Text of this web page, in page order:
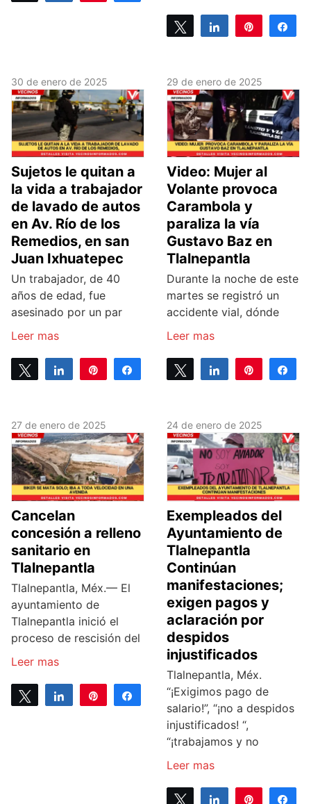
Tweet Share Pin
30 de enero de 2025
Sujetos le quitan a
la vida a trabajador
de lavado de autos
en Av. Río de los
Remedios, en san
Juan Ixhuatepec
Un trabajador, de 40
años de edad, fue
asesinado por un par
Leer mas
Tweet Share Pin
29 de enero de 2025
Video: Mujer al
Volante provoca
Carambola y
paraliza la vía
Gustavo Baz en
Tlalnepantla
Durante la noche de este
martes se registró un
accidente vial, dónde
Leer mas
Tweet Share Pin
27 de enero de 2025
Cancelan
concesión a relleno
sanitario en
Tlalnepantla
Tlalnepantla, Méx.— El
ayuntamiento de
Tlalnepantla inició el
proceso de rescisión del
Leer mas
Tweet Share Pin
24 de enero de 2025
Exempleados del
Ayuntamiento de
Tlalnepantla
Continúan
manifestaciones;
exigen pagos y
aclaración por
despidos
injustificados
Tlalnepantla, Méx.
“¡Exigimos pago de
salario!”, “¡no a despidos
injustificados! “,
“¡trabajamos y no
Leer mas
Tweet Share Pin